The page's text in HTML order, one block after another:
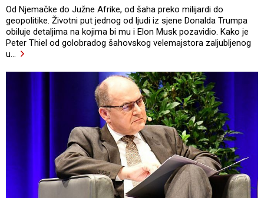
Od Njemačke do Južne Afrike, od šaha preko milijardi do
geopolitike. Životni put jednog od ljudi iz sjene Donalda Trumpa
obiluje detaljima na kojima bi mu i Elon Musk pozavidio. Kako je
Peter Thiel od golobradog šahovskog velemajstora zaljubljenog
u…